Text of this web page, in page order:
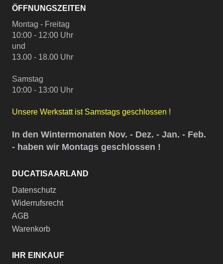
ÖFFNUNGSZEITEN
Montag - Freitag
10:00 - 12:00 Uhr
und
13.00 - 18.00 Uhr
Samstag
10:00 - 13:00 Uhr
Unsere Werkstatt ist Samstags geschlossen !
In den Wintermonaten Nov. - Dez. - Jan. - Feb.
- haben wir Montags geschlossen !
DUCATISAARLAND
Datenschutz
Widerrufsrecht
AGB
Warenkorb
IHR EINKAUF